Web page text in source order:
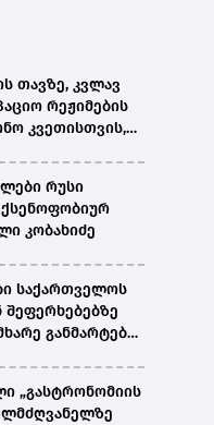
თავზე, კვლავ
რეჟიმების
კვეთისთვის,
რუსი
კობახიძე
საქართველოს
შეფერხებებზე
განმარტებას
„გასტრონომიის